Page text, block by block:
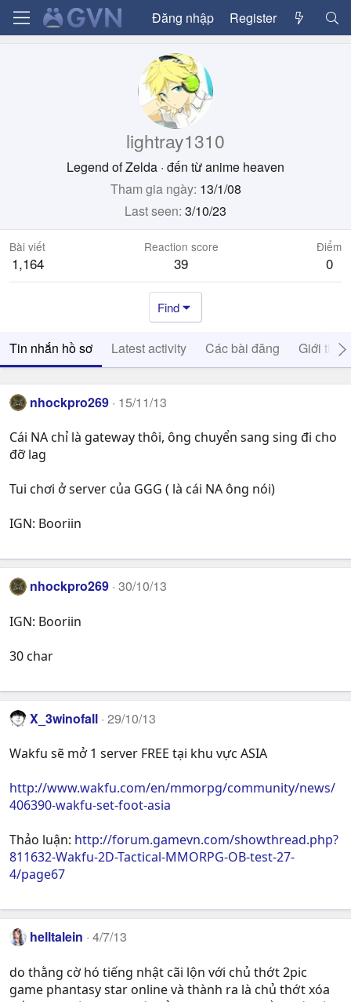
Đăng nhập Register
lightray1310
Legend of Zelda · đến từanime heaven
Tham gia ngày 13/1/08
Last seen 3/10/23
Bài viết
1,164
Reaction score
39
Điểm
0
Find
Tin nhắn hồ sơ Latest activity Các bài đăng Giới thiệu
nhockpro269 15/11/13
Cái NA chỉ là gateway thôi, ông chuyển sang sing đi cho
đỡ lag
Tui chơi ở server của GGG ( là cái NA ông nói)
IGN: Booriin
nhockpro269 30/10/13
IGN: Booriin
30 char
X_3winofall 29/10/13
Wakfu sẽ mở 1 server FREE tại khu vực ASIA
http://www.wakfu.com/en/mmorpg/community/news/
406390-wakfu-set-foot-asia
Thảo luận: http://forum.gamevn.com/showthread.php?
811632-Wakfu-2D-Tactical-MMORPG-OB-test-27-
4/page67
helltalein 4/7/13
do thằng cờ hó tiếng nhật cãi lộn với chủ thớt 2pic
game phantasy star online và thành ra là chủ thớt xóa